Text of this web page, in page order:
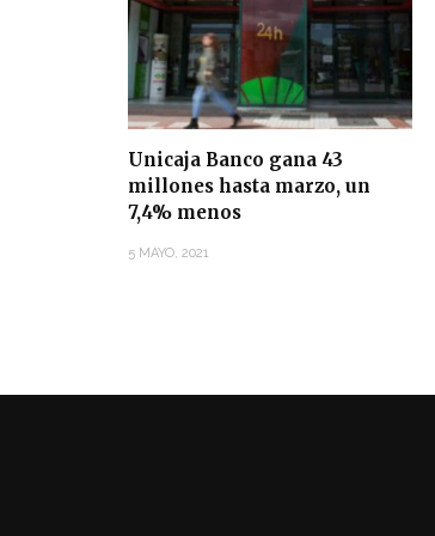
Unicaja Banco gana 43
millones hasta marzo, un
7,4% menos
5 MAYO, 2021